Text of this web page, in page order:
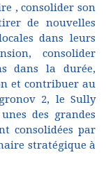
, consolider son
de nouvelles
dans leurs
consolider
dans la durée,
et contribuer au
2, le Sully
des grandes
consolidées par
stratégique à